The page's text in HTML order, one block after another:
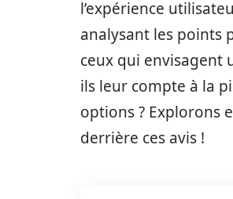
l’expérience
analysant les points
ceux qui envisagent
ils leur compte à la
options ? Explorons
derrière ces avis !